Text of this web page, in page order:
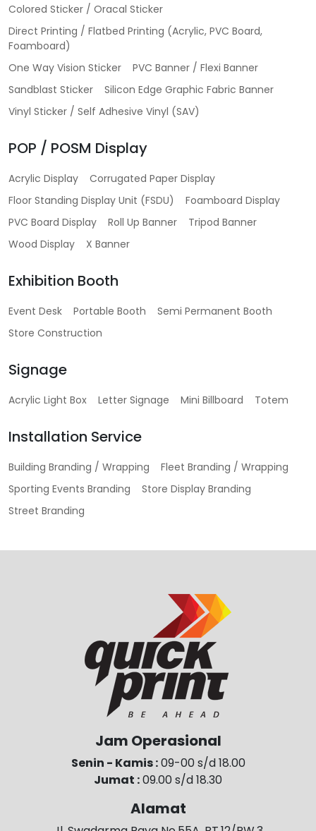
Colored Sticker / Oracal Sticker
Direct Printing / Flatbed Printing (Acrylic, PVC Board,
Foamboard)
One Way Vision Sticker
PVC Banner / Flexi Banner
Sandblast Sticker
Silicon Edge Graphic Fabric Banner
Vinyl Sticker / Self Adhesive Vinyl (SAV)
POP / POSM Display
Acrylic Display
Corrugated Paper Display
Floor Standing Display Unit (FSDU)
Foamboard Display
PVC Board Display
Roll Up Banner
Tripod Banner
Wood Display
X Banner
Exhibition Booth
Event Desk Portable Booth
Semi Permanent Booth
Store Construction
Signage
Acrylic Light Box Letter Signage Mini Billboard Totem
Installation Service
Building Branding / Wrapping
Fleet Branding / Wrapping
Sporting Events Branding
Store Display Branding
Street Branding
Jam Operasional
Senin - Kamis :09-00 s/d 18.00
Jumat :09.00 s/d 18.30
Alamat